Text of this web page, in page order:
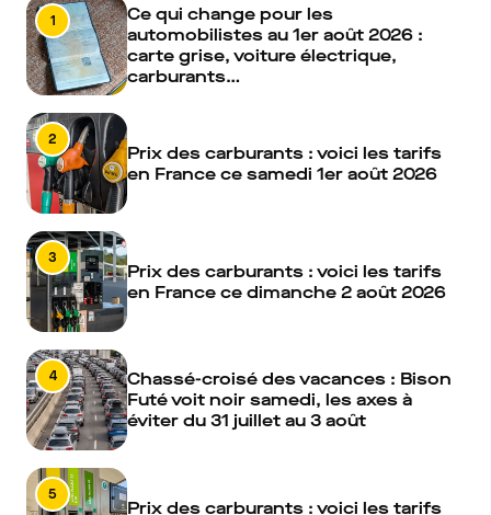
1
Ce qui change pour les
automobilistes au 1er août 2026 :
carte grise, voiture électrique,
carburants…
2
Prix des carburants : voici les tarifs
en France ce samedi 1er août 2026
3
Prix des carburants : voici les tarifs
en France ce dimanche 2 août 2026
4
Chassé-croisé des vacances : Bison
Futé voit noir samedi, les axes à
éviter du 31 juillet au 3 août
5
Prix des carburants : voici les tarifs